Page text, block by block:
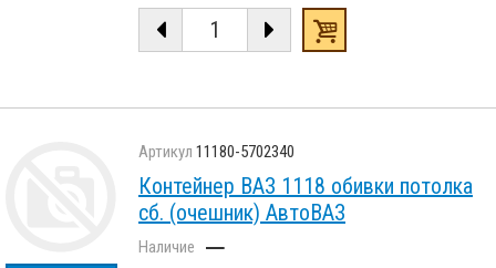
11180-5702340
Контейнер ВАЗ 1118 обивки потолка
сб. (очешник) АвтоВАЗ
–